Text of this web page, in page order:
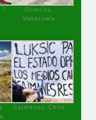
!
Orinoco,
Venezuela
Caimanes, Chile